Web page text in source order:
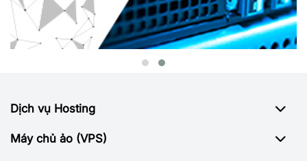
Dịch vụ Hosting
Máy chủ ảo (VPS)